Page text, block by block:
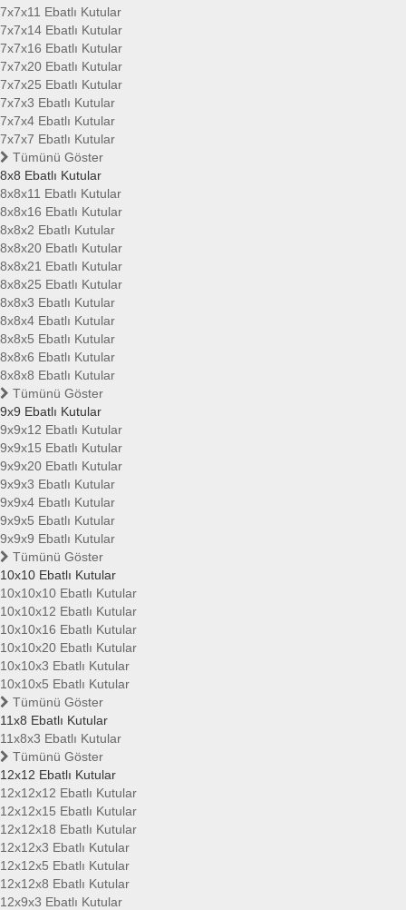
7x7x11 Ebatlı Kutular
7x7x14 Ebatlı Kutular
7x7x16 Ebatlı Kutular
7x7x20 Ebatlı Kutular
7x7x25 Ebatlı Kutular
7x7x3 Ebatlı Kutular
7x7x4 Ebatlı Kutular
7x7x7 Ebatlı Kutular
Tümünü Göster
8x8 Ebatlı Kutular
8x8x11 Ebatlı Kutular
8x8x16 Ebatlı Kutular
8x8x2 Ebatlı Kutular
8x8x20 Ebatlı Kutular
8x8x21 Ebatlı Kutular
8x8x25 Ebatlı Kutular
8x8x3 Ebatlı Kutular
8x8x4 Ebatlı Kutular
8x8x5 Ebatlı Kutular
8x8x6 Ebatlı Kutular
8x8x8 Ebatlı Kutular
Tümünü Göster
9x9 Ebatlı Kutular
9x9x12 Ebatlı Kutular
9x9x15 Ebatlı Kutular
9x9x20 Ebatlı Kutular
9x9x3 Ebatlı Kutular
9x9x4 Ebatlı Kutular
9x9x5 Ebatlı Kutular
9x9x9 Ebatlı Kutular
Tümünü Göster
10x10 Ebatlı Kutular
10x10x10 Ebatlı Kutular
10x10x12 Ebatlı Kutular
10x10x16 Ebatlı Kutular
10x10x20 Ebatlı Kutular
10x10x3 Ebatlı Kutular
10x10x5 Ebatlı Kutular
Tümünü Göster
11x8 Ebatlı Kutular
11x8x3 Ebatlı Kutular
Tümünü Göster
12x12 Ebatlı Kutular
12x12x12 Ebatlı Kutular
12x12x15 Ebatlı Kutular
12x12x18 Ebatlı Kutular
12x12x3 Ebatlı Kutular
12x12x5 Ebatlı Kutular
12x12x8 Ebatlı Kutular
12x9x3 Ebatlı Kutular